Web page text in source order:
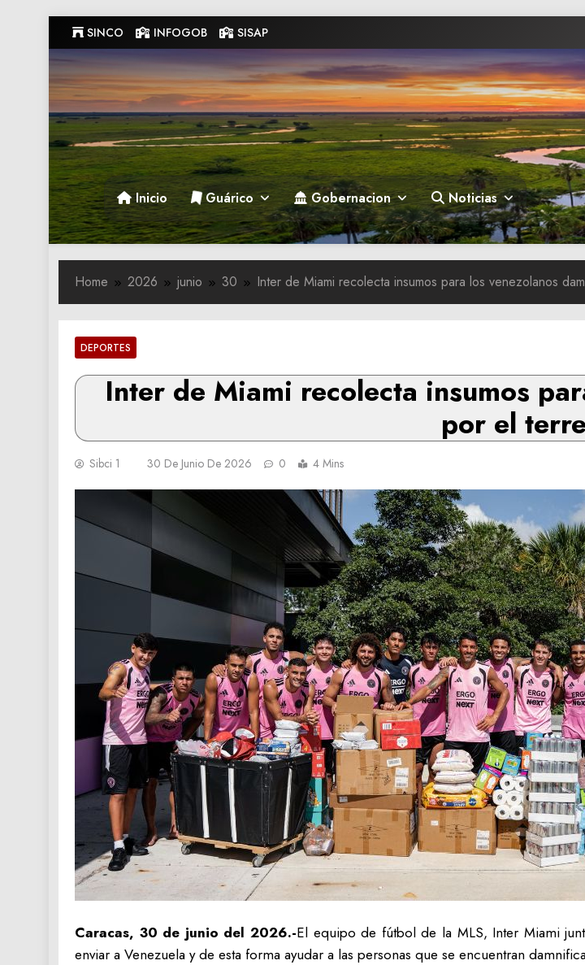
to
content
SINCO INFOGOB SISAP
Gobernacion de Guarico
Gobernacion de Guarico
Inicio Guárico Gobernacion Noticias
Home 2026 junio 30 Inter de Miami recolecta insumos para los venezolanos
DEPORTES
Inter de Miami recolecta insumos
por el
Sibci 1 30 De Junio De 2026 0 4 Mins
Caracas, 30 de junio del 2026.-El equipo de fútbol de la MLS, Inter Miami
enviar a Venezuela y de esta forma ayudar a las personas que se encuentran